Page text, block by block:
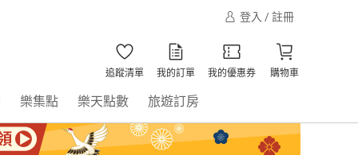
登入 / 註冊
追蹤清單 我的訂單 我的優惠券 購物車
樂集點 樂天點數 旅遊訂房